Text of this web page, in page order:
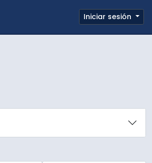
Portapapeles
Enlaces rápidos
Iniciar sesión